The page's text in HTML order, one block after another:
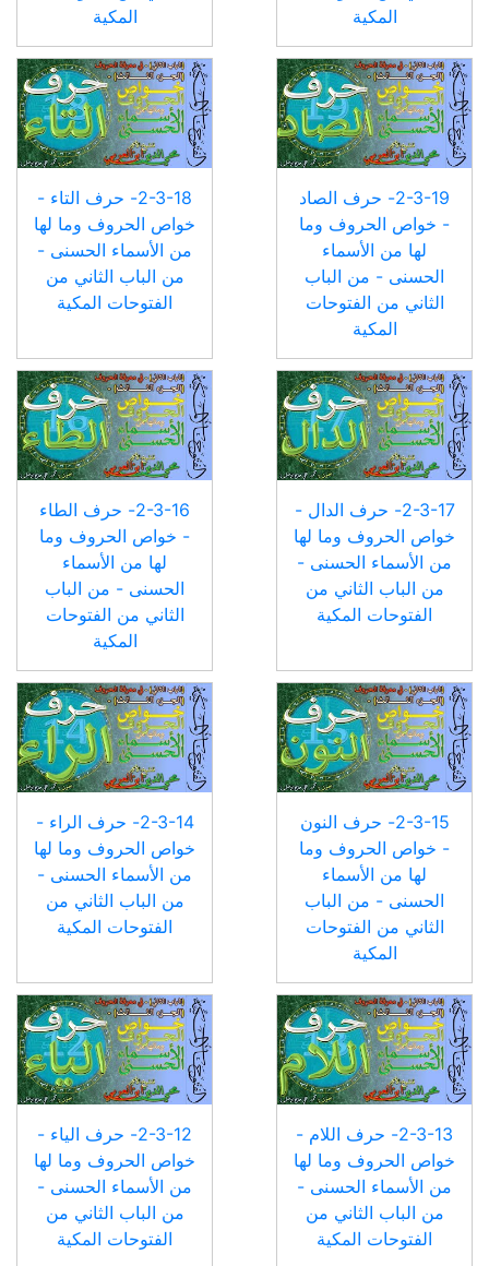
المكية
المكية
2-3-19- حرف الصاد
- خواص الحروف وما
لها من الأسماء
الحسنى - من الباب
الثاني من الفتوحات
المكية
2-3-18- حرف التاء -
خواص الحروف وما لها
من الأسماء الحسنى -
من الباب الثاني من
الفتوحات المكية
2-3-17- حرف الدال -
خواص الحروف وما لها
من الأسماء الحسنى -
من الباب الثاني من
الفتوحات المكية
2-3-16- حرف الطاء
- خواص الحروف وما
لها من الأسماء
الحسنى - من الباب
الثاني من الفتوحات
المكية
2-3-15- حرف النون
- خواص الحروف وما
لها من الأسماء
الحسنى - من الباب
الثاني من الفتوحات
المكية
2-3-14- حرف الراء -
خواص الحروف وما لها
من الأسماء الحسنى -
من الباب الثاني من
الفتوحات المكية
2-3-13- حرف اللام -
خواص الحروف وما لها
من الأسماء الحسنى -
من الباب الثاني من
الفتوحات المكية
2-3-12- حرف الياء -
خواص الحروف وما لها
من الأسماء الحسنى -
من الباب الثاني من
الفتوحات المكية